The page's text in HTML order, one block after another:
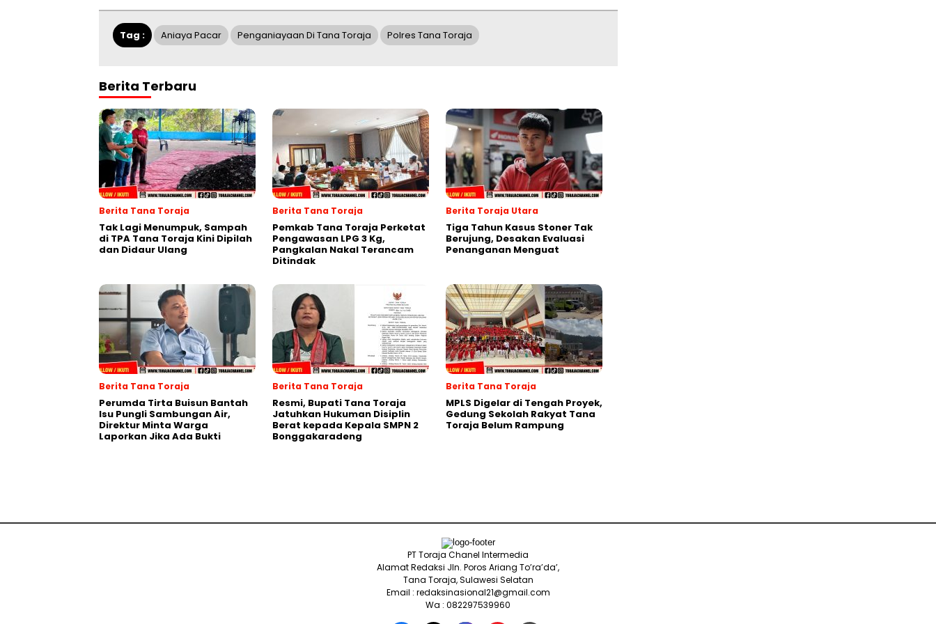
Tag : Aniaya Pacar Penganiayaan Di Tana Toraja Polres Tana Toraja
Berita Terbaru
Berita Tana Toraja
Tak Lagi Menumpuk, Sampah
di TPA Tana Toraja Kini Dipilah
dan Didaur Ulang
Berita Tana Toraja
Pemkab Tana Toraja Perketat
Pengawasan LPG 3 Kg,
Pangkalan Nakal Terancam
Ditindak
Berita Toraja Utara
Tiga Tahun Kasus Stoner Tak
Berujung, Desakan Evaluasi
Penanganan Menguat
Berita Tana Toraja
Perumda Tirta Buisun Bantah
Isu Pungli Sambungan Air,
Direktur Minta Warga
Laporkan Jika Ada Bukti
Berita Tana Toraja
Resmi, Bupati Tana Toraja
Jatuhkan Hukuman Disiplin
Berat kepada Kepala SMPN 2
Bonggakaradeng
Berita Tana Toraja
MPLS Digelar di Tengah Proyek,
Gedung Sekolah Rakyat Tana
Toraja Belum Rampung
PT Toraja Chanel Intermedia
Alamat Redaksi Jln. Poros Ariang To’ra’da’,
Tana Toraja, Sulawesi Selatan
Email : redaksinasional21@gmail.com
Wa : 082297539960